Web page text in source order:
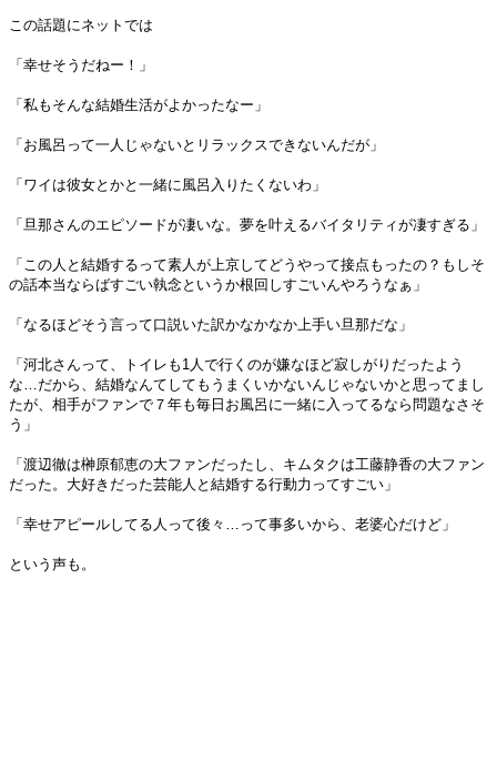
この話題にネットでは
「幸せそうだねー！」
「私もそんな結婚生活がよかったなー」
「お風呂って一人じゃないとリラックスできないんだが」
「ワイは彼女とかと一緒に風呂入りたくないわ」
「旦那さんのエピソードが凄いな。夢を叶えるバイタリティが凄すぎる」
「この人と結婚するって素人が上京してどうやって接点もったの？もしそ
の話本当ならばすごい執念というか根回しすごいんやろうなぁ」
「なるほどそう言って口説いた訳かなかなか上手い旦那だな」
「河北さんって、トイレも1人で行くのが嫌なほど寂しがりだったよう
な…だから、結婚なんてしてもうまくいかないんじゃないかと思ってまし
たが、相手がファンで７年も毎日お風呂に一緒に入ってるなら問題なさそ
う」
「渡辺徹は榊原郁恵の大ファンだったし、キムタクは工藤静香の大ファン
だった。大好きだった芸能人と結婚する行動力ってすごい」
「幸せアピールしてる人って後々…って事多いから、老婆心だけど」
という声も。